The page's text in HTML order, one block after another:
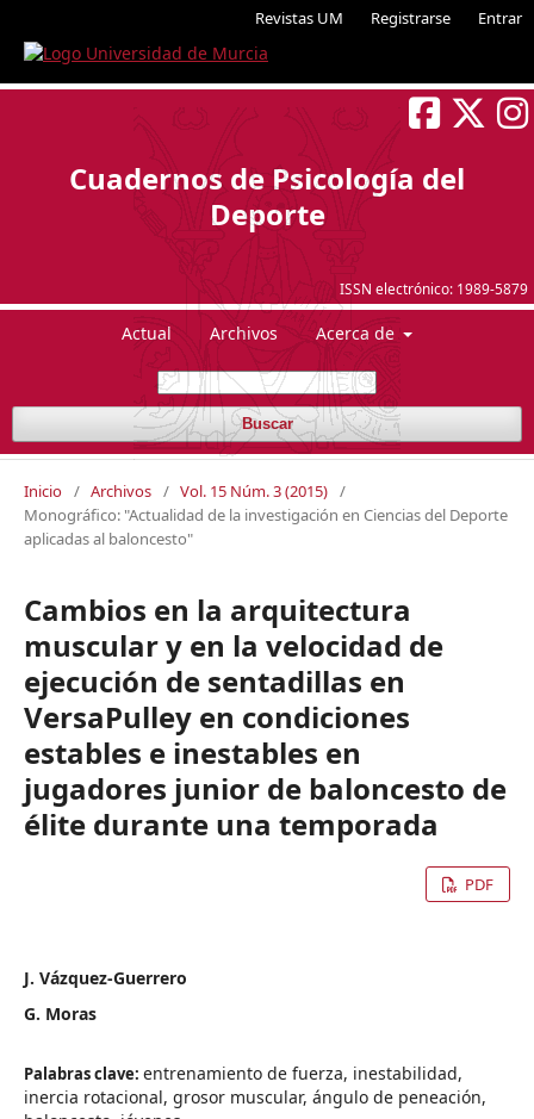
Revistas UM Registrarse Entrar
ISSN electrónico: 1989-5879
Cuadernos de Psicología del
Deporte
Actual Archivos Acerca de
Buscar
Inicio / Archivos / Vol. 15 Núm. 3 (2015) /
Monográfico: "Actualidad de la investigación en Ciencias del Deporte
aplicadas al baloncesto"
Cambios en la arquitectura
muscular y en la velocidad de
ejecución de sentadillas en
VersaPulley en condiciones
estables e inestables en
jugadores junior de baloncesto de
élite durante una temporada
PDF
J. Vázquez-Guerrero
G. Moras
Palabras clave: entrenamiento de fuerza, inestabilidad,
inercia rotacional, grosor muscular, ángulo de peneación,